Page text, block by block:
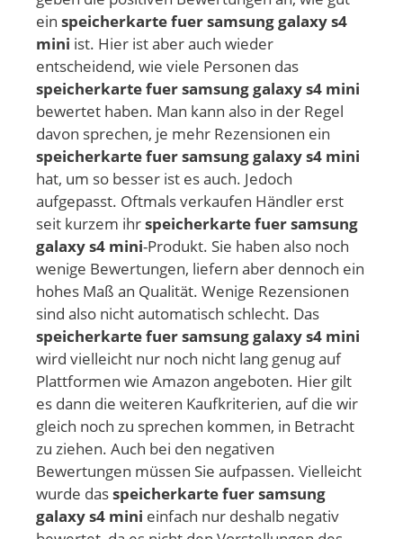
ein speicherkarte fuer samsung galaxy s4
mini ist. Hier ist aber auch wieder
entscheidend, wie viele Personen das
speicherkarte fuer samsung galaxy s4 mini
bewertet haben. Man kann also in der Regel
davon sprechen, je mehr Rezensionen ein
speicherkarte fuer samsung galaxy s4 mini
hat, um so besser ist es auch. Jedoch
aufgepasst. Oftmals verkaufen Händler erst
seit kurzem ihrspeicherkarte fuer samsung
galaxy s4 mini-Produkt. Sie haben also noch
wenige Bewertungen, liefern aber dennoch ein
hohes Maß an Qualität. Wenige Rezensionen
sind also nicht automatisch schlecht. Das
speicherkarte fuer samsung galaxy s4 mini
wird vielleicht nur noch nicht lang genug auf
Plattformen wie Amazon angeboten. Hier gilt
es dann die weiteren Kaufkriterien, auf die wir
gleich noch zu sprechen kommen, in Betracht
zu ziehen. Auch bei den negativen
Bewertungen müssen Sie aufpassen. Vielleicht
wurde dasspeicherkarte fuer samsung
galaxy s4 mini einfach nur deshalb negativ